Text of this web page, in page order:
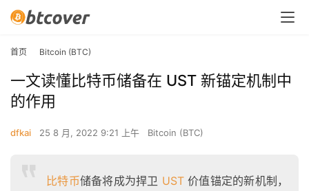
首页 Bitcoin (BTC)
一文读懂比特币储备在 UST 新锚定机制中
的作用
dfkai 25 8 月, 2022 9:21 上午 Bitcoin (BTC)
比特币储备将成为捍卫 UST价值锚定的新机制，